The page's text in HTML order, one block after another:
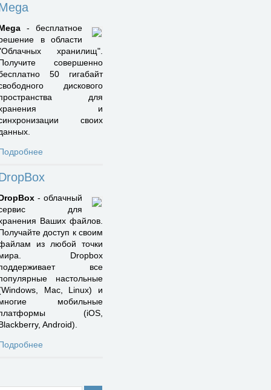
- бесплатное
в области
хранилищ".
совершенно
50 гигабайт
дискового
для
и
своих
- облачный
для
Ваших файлов.
доступ к своим
из любой точки
Dropbox
все
настольные
Mac, Linux) и
мобильные
(iOS,
Android).